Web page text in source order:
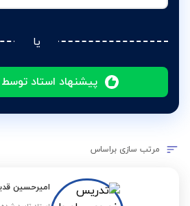
یا
پیشنهاد استاد توسط
مرتب سازی براساس
امیرحسین